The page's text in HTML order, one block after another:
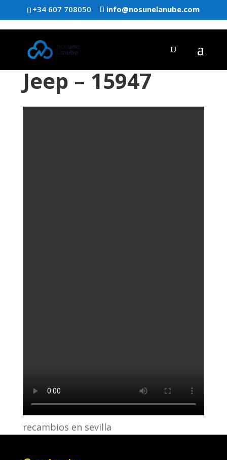
+34 607 708050 info@nosunelanube.com
Jeep – 15947
recambios en sevilla